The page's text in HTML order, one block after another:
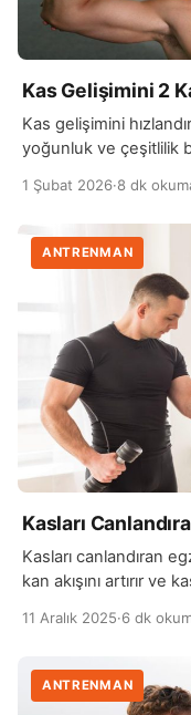
Kas Gelişimini 2
Kas gelişimini
yoğunluk ve çeşitlilik
mikro düzeyde hasar
sağlamak bulunur.
büyümesi için
tekrarlar (4-6 arası),
büyümelerini teşvik
1 Şubat 2026·8 dk
ANTRENMAN
Kasları
Kasları canlandıran
kan akışını artırır ve
kalan bireylerde
hareketleri ve düşük
uyanmasını
11 Aralık 2025·6 dk
ANTRENMAN